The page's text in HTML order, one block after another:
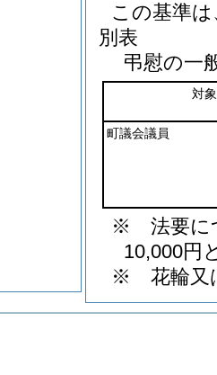
この基準
別表
弔慰の一
対
町議会議員
※ 法要に
10,000円
※ 花輪又